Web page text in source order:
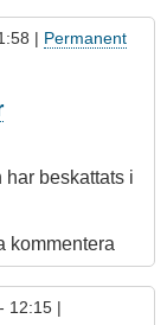
| Permanent
beskattats i
kommentera
12:15 |